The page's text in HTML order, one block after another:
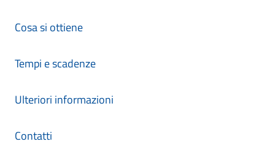
Cosa si ottiene
Tempi e scadenze
Ulteriori informazioni
Contatti